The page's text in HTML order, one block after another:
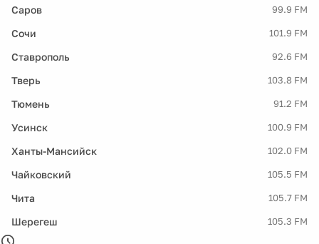
Саров 99.9 FM
Сочи 101.9 FM
Ставрополь 92.6 FM
Тверь 103.8 FM
Тюмень 91.2 FM
Усинск 100.9 FM
Ханты-Мансийск 102.0 FM
Чайковский 105.5 FM
Чита 105.7 FM
Шерегеш 105.3 FM